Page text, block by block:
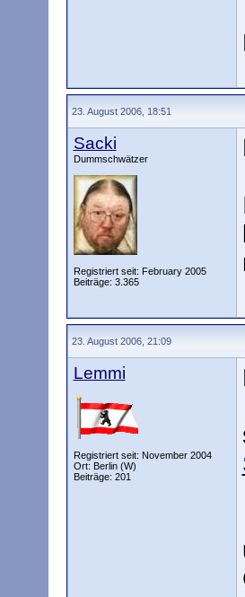
23. August 2006, 18:51
Sacki
Dummschwätzer
Registriert seit: February 2005
Beiträge: 3.365
23. August 2006, 21:09
Lemmi
Registriert seit: November 2004
Ort: Berlin (W)
Beiträge: 201